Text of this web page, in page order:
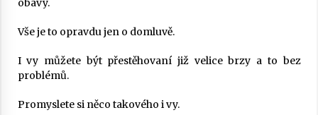
obavy.
Vše je to opravdu jen o domluvě.
I vy můžete být přestěhovaní již velice brzy a to bez
problémů.
Promyslete si něco takového i vy.